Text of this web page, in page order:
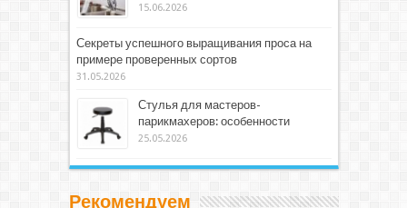
15.06.2026
Секреты успешного выращивания проса на
примере проверенных сортов
31.05.2026
Стулья для мастеров-
парикмахеров: особенности
25.05.2026
Рекомендуем